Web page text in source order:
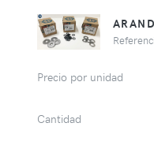
Precio por unidad
Cantidad